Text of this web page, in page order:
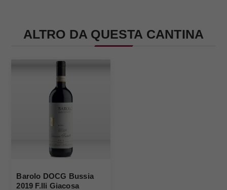
ALTRO DA QUESTA CANTINA
Barolo DOCG Bussia
2019 F.lli Giacosa